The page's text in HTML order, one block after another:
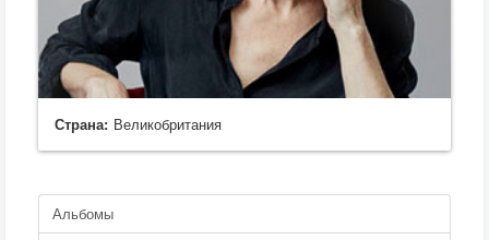
Страна: Великобритания
Альбомы